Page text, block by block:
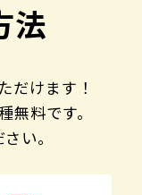
法
だけます！
無料です。
い。